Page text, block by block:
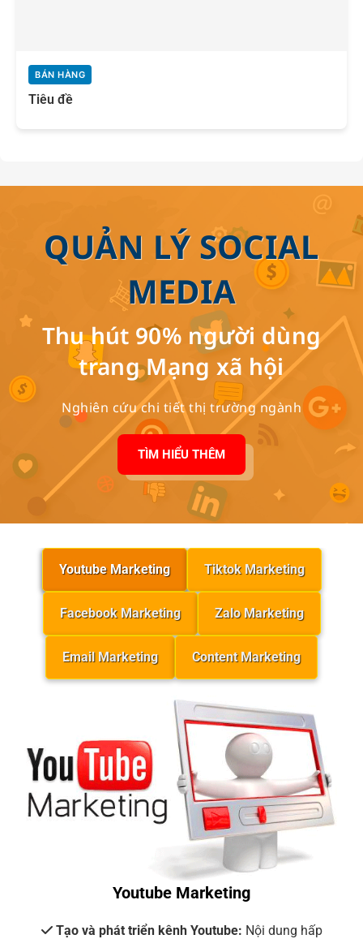
BÁN HÀNG
Tiêu đề
QUẢN LÝ SOCIAL
MEDIA
Thu hút 90% người dùng
trang Mạng xã hội
Nghiên cứu chi tiết thị trường ngành
TÌM HIỂU THÊM
Youtube Marketing Tiktok Marketing
Facebook Marketing Zalo Marketing
Email Marketing Content Marketing
Youtube Marketing
Tạo và phát triển kênh Youtube: Nội dung hấp